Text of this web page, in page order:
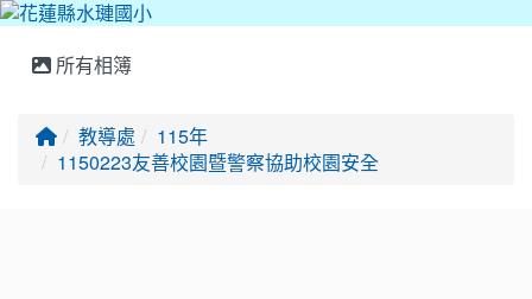
所有相簿
回首頁
教導處
115年
1150223友善校園暨警察協助校園安全